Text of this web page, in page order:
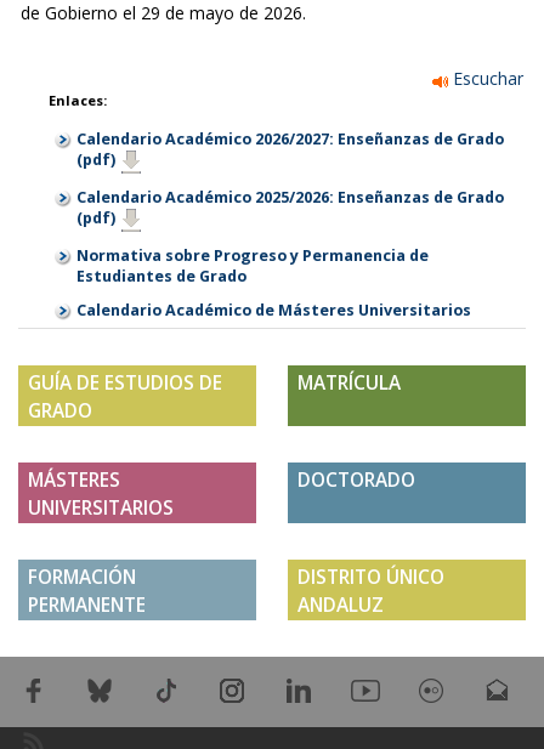
de Gobierno el 29 de mayo de 2026.
Escuchar
Enlaces:
Calendario Académico 2026/2027: Enseñanzas de Grado
(pdf)
Calendario Académico 2025/2026: Enseñanzas de Grado
(pdf)
Normativa sobre Progreso y Permanencia de
Estudiantes de Grado
Calendario Académico de Másteres Universitarios
GUÍA DE ESTUDIOS DE
GRADO
MATRÍCULA
MÁSTERES
UNIVERSITARIOS
DOCTORADO
FORMACIÓN
PERMANENTE
DISTRITO ÚNICO
ANDALUZ